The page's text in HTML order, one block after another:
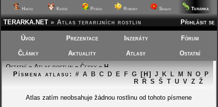
Hafíci Kočičí Ptáčci Rybičky Skalky Terárka
Přihlásit se
TERARKA.NET » Atlas terarijních rostlin
Úvod Prezentace Inzeráty Fórum
Články Aktuality Atlasy
Ostatní
Ostatní»Atlas rostlin»Česky» H
Písmena atlasu:# A B C D E F G [H] J K L M N O P
R
Ř S Š T U V Z Ž
Atlas zatím neobsahuje žádnou rostlinu od tohoto písmene